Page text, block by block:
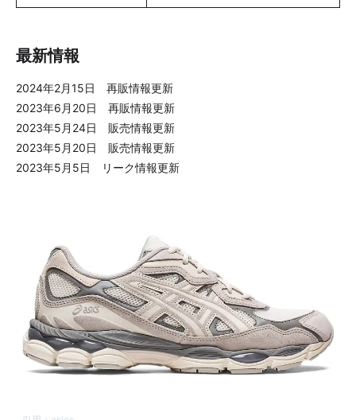
最新情報
2024年2月15日 再販情報更新
2023年6月20日 再販情報更新
2023年5月24日 販売情報更新
2023年5月20日 販売情報更新
2023年5月5日 リーク情報更新